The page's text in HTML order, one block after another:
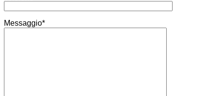
Messaggio*